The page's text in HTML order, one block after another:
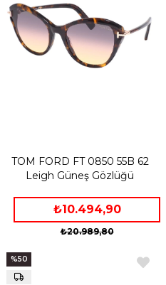
TOM FORD FT 0850 55B 62
Leigh Güneş Gözlüğü
₺10.494,90
₺20.989,80
%50